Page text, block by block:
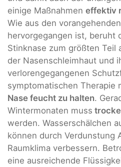
einige Maßnahmen effektiv
Wie aus den
hervorgegangen ist, beruht
Stinknase zum größten Teil
der Nasenschleimhaut und
verlorengegangenen
symptomatischen Therapie
Nase feucht zu halten.
Wintermonaten muss
werden. Wasserschälchen
können durch Verdunstung
Raumklima verbessern.
eine ausreichende